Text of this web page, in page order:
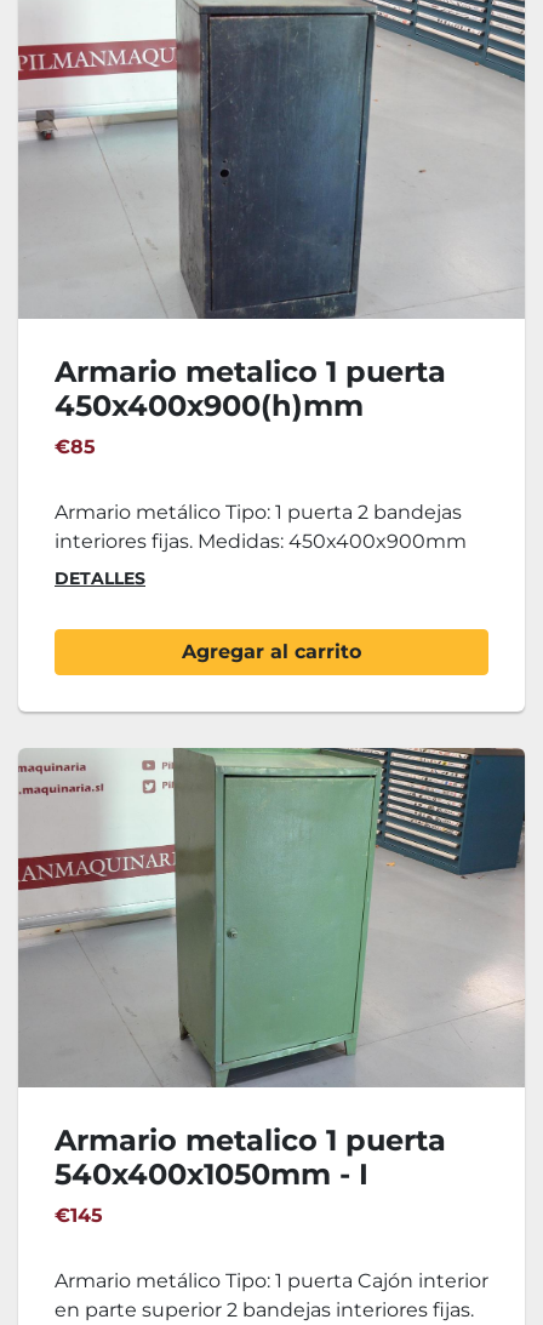
Armario metalico 1 puerta
450x400x900(h)mm
€85
Armario metálico Tipo: 1 puerta 2 bandejas
interiores fijas. Medidas: 450x400x900mm
DETALLES
Agregar al carrito
Armario metalico 1 puerta
540x400x1050mm - I
€145
Armario metálico Tipo: 1 puerta Cajón interior
en parte superior 2 bandejas interiores fijas.